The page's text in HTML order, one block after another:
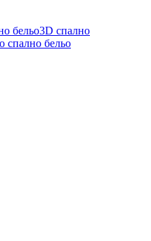
бельо3D спално
спално бельо